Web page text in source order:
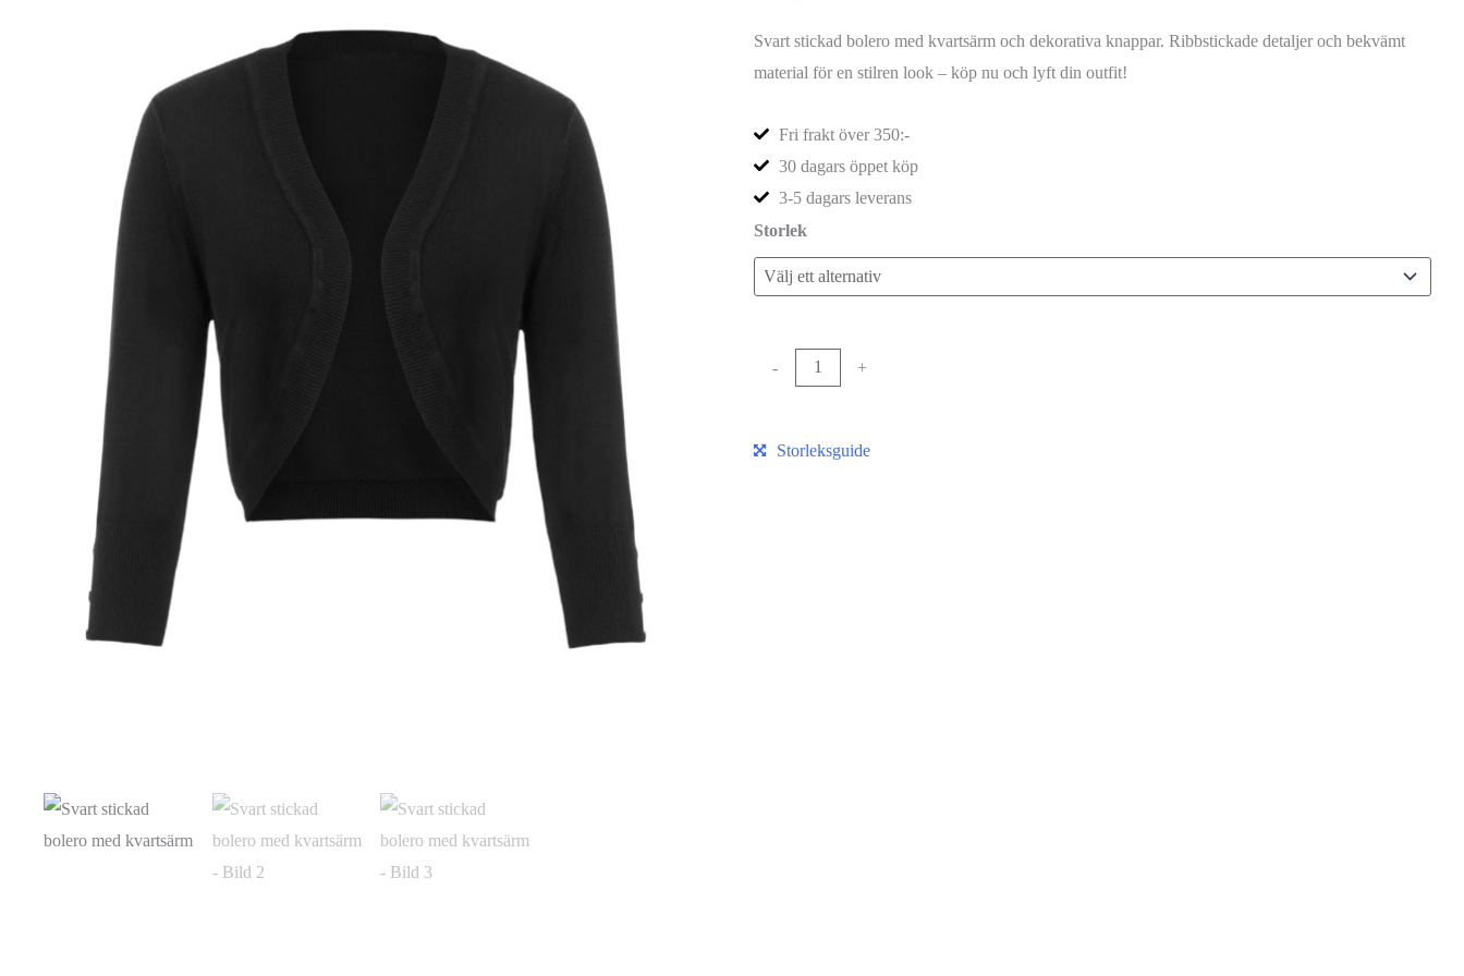
Svart stickad bolero med kvartsärm och dekorativa knappar. Ribbstickade detaljer och bekvämt
material för en stilren look – köp nu och lyft din outfit!
Fri frakt över 350:-
30 dagars öppet köp
3-5 dagars leverans
Storlek
- +
Storleksguide